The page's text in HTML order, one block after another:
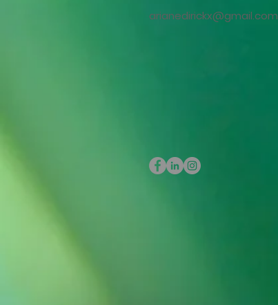
arianedirickx@gmail.com